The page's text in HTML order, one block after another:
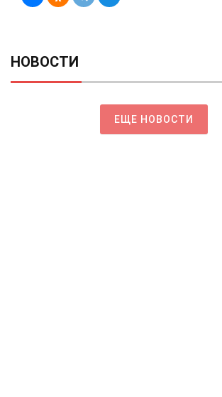
НОВОСТИ
ЕЩЕ НОВОСТИ